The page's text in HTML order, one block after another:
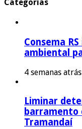
Categorias
Consema
ambiental
4 semanas atrás
Liminar
barramento
Tramandaí